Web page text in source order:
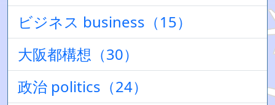
ビジネス business（15）
大阪都構想（30）
政治 politics（24）